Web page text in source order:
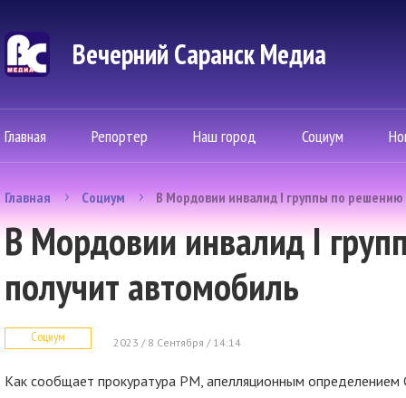
Вечерний Саранск Mедиа
Главная Репортер Наш город Социум
Главная Социум В Мордовии инвалид I группы по решению
В Мордовии инвалид I
получит автомобиль
Социум 2023 / 8 Сентября / 14:14
Как сообщает прокуратура РМ, апелляционным